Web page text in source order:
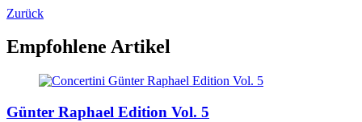
Zurück
Empfohlene Artikel
Günter Raphael Edition Vol. 5